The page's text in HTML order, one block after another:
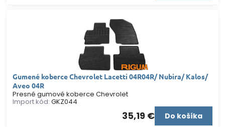
Gumené koberce Chevrolet Lacetti 04R04R/ Nubira/ Kalos/
Aveo 04R
Presné gumové koberce Chevrolet
Import kód: GKZ044
35,19 € Do košíka